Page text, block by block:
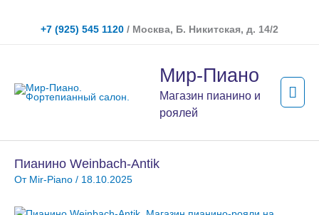
содержимому
+7 (925) 545 1120 / Москва, Б. Никитская, д. 14/2
Мир-Пиано
Магазин пианино и
роялей
Пианино Weinbach-Antik
От Mir-Piano / 18.10.2025